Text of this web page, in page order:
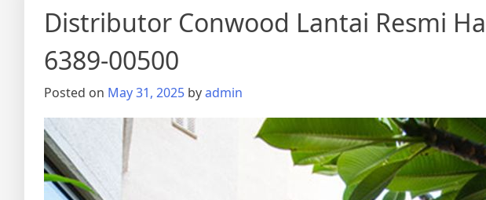
Distributor Conwood Lantai Resmi
6389-00500
Posted on May 31, 2025 byadmin